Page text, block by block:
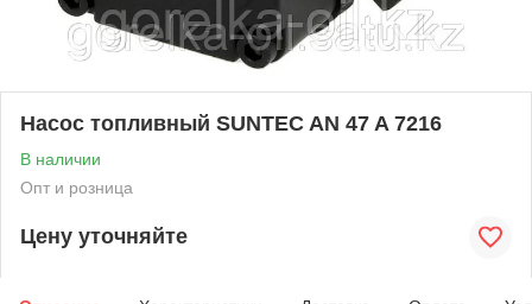
Насос топливный SUNTEC AN 47 A 7216
В наличии
Опт и розница
Цену уточняйте